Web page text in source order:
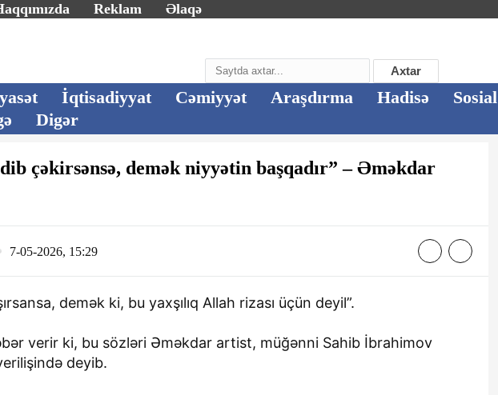
Reklam Əlaqə
Axtar
İqtisadiyyat Cəmiyyət Araşdırma Hadisə Sosial
Digər
çəkirsənsə, demək niyyətin başqadır” – Əməkdar
7-05-2026, 15:29
demək ki, bu yaxşılıq Allah rizası üçün deyil”.
verir ki, bu sözləri Əməkdar artist, müğənni Sahib İbrahimov
deyib.